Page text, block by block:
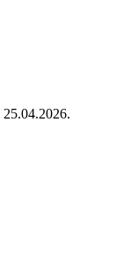
25.04.2026.